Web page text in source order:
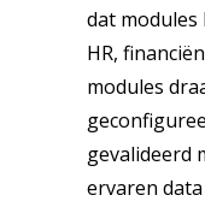
dat
HR,
modules
gevalideerd
ervaren